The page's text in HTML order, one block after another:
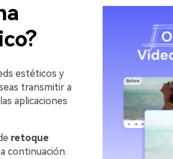
estéticos y
transmitir a
aplicaciones
retoque
continuación.󠀲󠀡󠀡󠀤󠀧󠀢󠀧󠀤󠀡󠀳󠀰